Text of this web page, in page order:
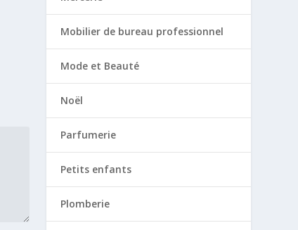
Mobilier de bureau professionnel
Mode et Beauté
Noël
Parfumerie
Petits enfants
Plomberie